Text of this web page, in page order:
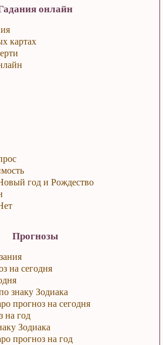
онлайн
картах
год и Рождество
Прогнозы
на сегодня
знаку Зодиака
прогноз на сегодня
на год
Зодиака
прогноз на год